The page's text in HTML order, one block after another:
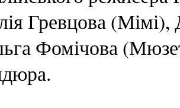
Гревцова
Фомічова